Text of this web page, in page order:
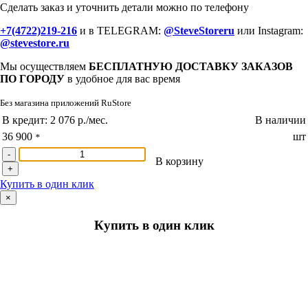
Сделать заказ и уточнить детали можно по телефону
+7(4722)219-216 и в TELEGRAM: @SteveStoreru или Instagram:
@stevestore.ru
Мы осуществляем БЕСПЛАТНУЮ ДОСТАВКУ ЗАКАЗОВ
ПО ГОРОДУ в удобное для вас время
Без магазина приложений RuStore
В кредит: 2 076 р./мес.
В наличии
36 900 * шт
-
+
В корзину
Купить в один клик
×
Купить в один клик